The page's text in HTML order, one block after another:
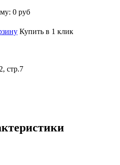
0 руб
Купить в 1 клик
стр.7